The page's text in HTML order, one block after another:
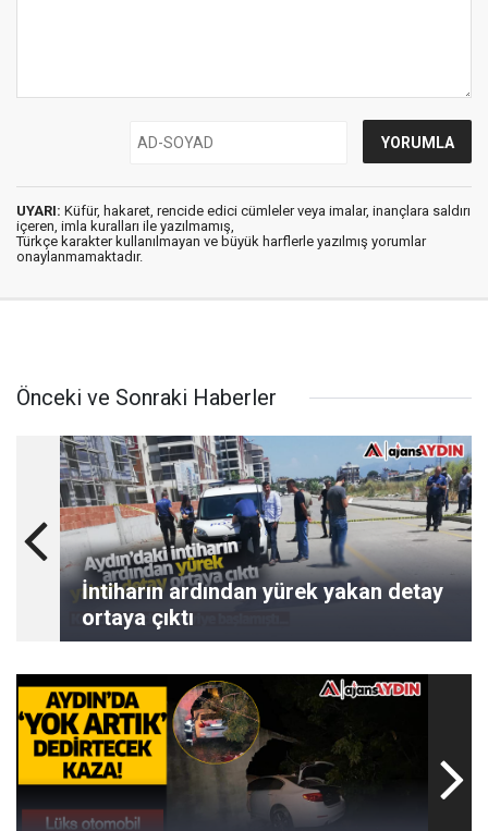
UYARI: Küfür, hakaret, rencide edici cümleler veya imalar, inançlara saldırı
içeren, imla kuralları ile yazılmamış,
Türkçe karakter kullanılmayan ve büyük harflerle yazılmış yorumlar
onaylanmamaktadır.
Önceki ve Sonraki Haberler
İntiharın ardından yürek yakan detay
ortaya çıktı